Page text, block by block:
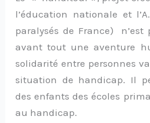
l’éducation nationale et
paralysés de France) n’est
avant tout une aventure
solidarité entre personnes
situation de handicap. Il
des enfants des écoles
au handicap.